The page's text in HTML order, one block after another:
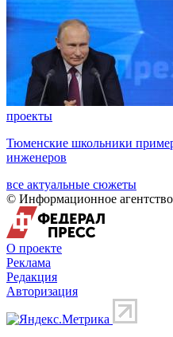
проекты
Тюменские школьники
инженеров
все актуальные сюжеты
© Информационное
О проекте
Реклама
Редакция
Авторизация